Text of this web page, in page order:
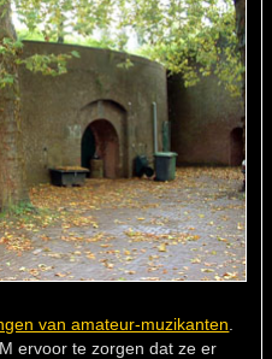
van amateur-muzikanten
ervoor te zorgen dat ze er